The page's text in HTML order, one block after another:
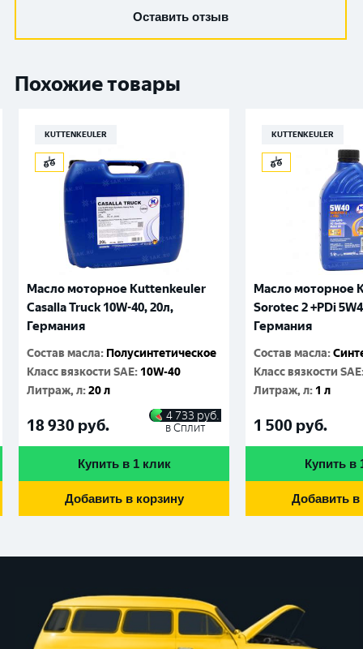
Оставить отзыв
Похожие товары
KUTTENKEULER
Масло моторное Kuttenkeuler
Casalla Truck 10W-40, 20л,
Германия
Состав масла: Полусинтетическое
Класс вязкости SAE: 10W-40
Литраж, л:20 л
18 930 руб.
4 733 руб.
в Сплит
Купить в 1 клик
Добавить в корзину
KUTTENKEULER
Масло моторное
Sorotec 2 +PDi
Германия
Состав масла:
Класс вязкости SAE
Литраж, л: 1 л
1 500 руб.
Купить в
Добавить в